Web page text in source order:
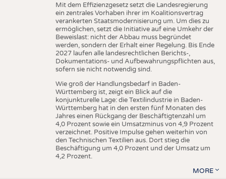
Mit dem Effizienzgesetz setzt die Landesregierung
ein zentrales Vorhaben ihrer im Koalitionsvertrag
verankerten Staatsmodernisierung um. Um dies zu
ermöglichen, setzt die Initiative auf eine Umkehr der
Beweislast: nicht der Abbau muss begründet
werden, sondern der Erhalt einer Regelung. Bis Ende
2027 laufen alle landesrechtlichen Berichts-,
Dokumentations- und Aufbewahrungspflichten aus,
sofern sie nicht notwendig sind.
Wie groß der Handlungsbedarf in Baden-
Württemberg ist, zeigt ein Blick auf die
konjunkturelle Lage: die Textilindustrie in Baden-
Württemberg hat in den ersten fünf Monaten des
Jahres einen Rückgang der Beschäftigtenzahl um
4,0 Prozent sowie ein Umsatzminus von 4,9 Prozent
verzeichnet. Positive Impulse gehen weiterhin von
den Technischen Textilien aus. Dort stieg die
Beschäftigung um 4,0 Prozent und der Umsatz um
4,2 Prozent.
MORE